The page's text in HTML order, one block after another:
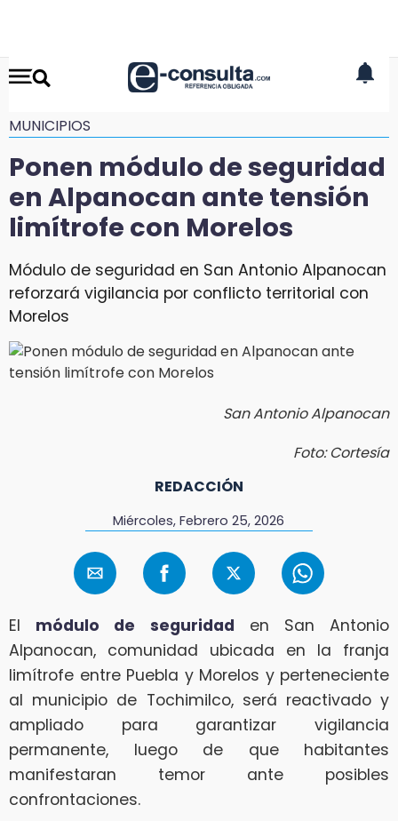
MUNICIPIOS
Ponen módulo de seguridad
en Alpanocan ante tensión
limítrofe con Morelos
Módulo de seguridad en San Antonio Alpanocan
reforzará vigilancia por conflicto territorial con
Morelos
San Antonio Alpanocan
Foto: Cortesía
REDACCIÓN
Miércoles, Febrero 25, 2026
El módulo de seguridad en San Antonio
Alpanocan, comunidad ubicada en la franja
limítrofe entre Puebla y Morelos y perteneciente
al municipio de Tochimilco, será reactivado y
ampliado para garantizar vigilancia
permanente, luego de que habitantes
manifestaran temor ante posibles
confrontaciones.